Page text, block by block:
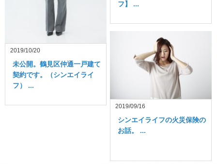
2019/10/20
未公開。鶴見区仲通一戸建て
契約です。（シンエイライ
フ） ...
フ】 ...
2019/09/16
シンエイライフの火災保険の
お話。 ...